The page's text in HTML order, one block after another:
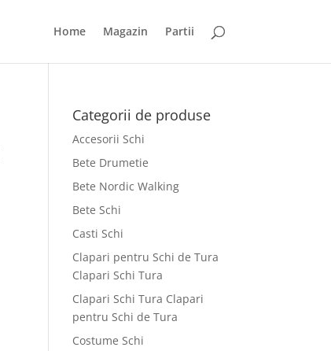
Home Magazin Partii
Categorii de produse
Accesorii Schi
Bete Drumetie
Bete Nordic Walking
Bete Schi
Casti Schi
Clapari pentru Schi de Tura
Clapari Schi Tura
Clapari Schi Tura Clapari
pentru Schi de Tura
Costume Schi